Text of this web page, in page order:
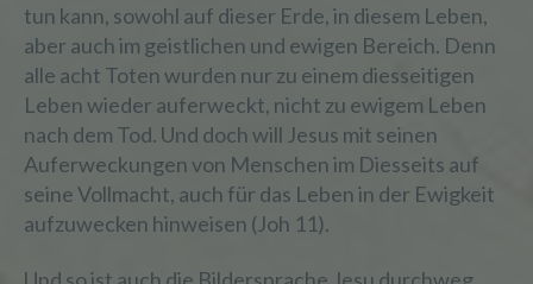
tun kann, sowohl auf dieser Erde, in diesem Leben,
aber auch im geistlichen und ewigen Bereich. Denn
alle acht Toten wurden nur zu einem diesseitigen
Leben wieder auferweckt, nicht zu ewigem Leben
nach dem Tod. Und doch will Jesus mit seinen
Auferweckungen von Menschen im Diesseits auf
seine Vollmacht, auch für das Leben in der Ewigkeit
aufzuwecken hinweisen (Joh 11).